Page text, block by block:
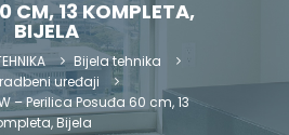
CM, 13 KOMPLETA,
BIJELA
Bijela tehnika
uređaji
– Perilica Posuđa 60 cm, 13
Bijela